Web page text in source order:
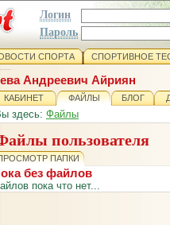
Логин
Пароль
СПОРТА СПОРТИВНОЕ
Андреевич Айриян
КАБИНЕТ ФАЙЛЫ БЛОГ
здесь: Файлы
пользователя
ПАПКИ
без файлов
пока что нет...